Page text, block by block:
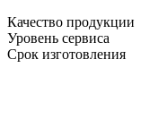
Качество продукции
Уровень сервиса
Срок изготовления